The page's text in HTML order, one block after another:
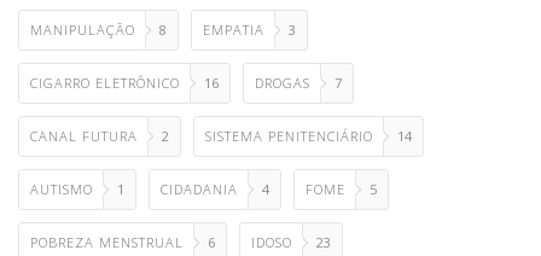
MANIPULAÇÃO 8 EMPATIA 3
CIGARRO ELETRÔNICO 16 DROGAS 7
CANAL FUTURA 2 SISTEMA PENITENCIÁRIO 14
AUTISMO 1 CIDADANIA 4 FOME 5
POBREZA MENSTRUAL 6 IDOSO 23